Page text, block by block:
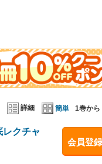
が待ち遠しくなるはずです♪合
しくなるはずです♪
詳細 簡単 1巻から
会員登
クチャ